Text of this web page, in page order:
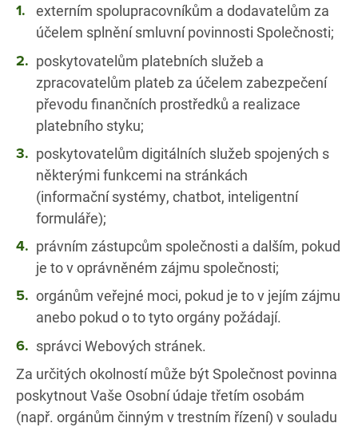
externím spolupracovníkům a dodavatelům za
účelem splnění smluvní povinnosti Společnosti;
poskytovatelům platebních služeb a
zpracovatelům plateb za účelem zabezpečení
převodu finančních prostředků a realizace
platebního styku;
poskytovatelům digitálních služeb spojených s
některými funkcemi na stránkách
(informační systémy, chatbot, inteligentní
formuláře);
právním zástupcům společnosti a dalším, pokud
je to v oprávněném zájmu společnosti;
orgánům veřejné moci, pokud je to v jejím zájmu
anebo pokud o to tyto orgány požádají.
správci Webových stránek.
Za určitých okolností může být Společnost povinna
poskytnout Vaše Osobní údaje třetím osobám
(např. orgánům činným v trestním řízení) v souladu